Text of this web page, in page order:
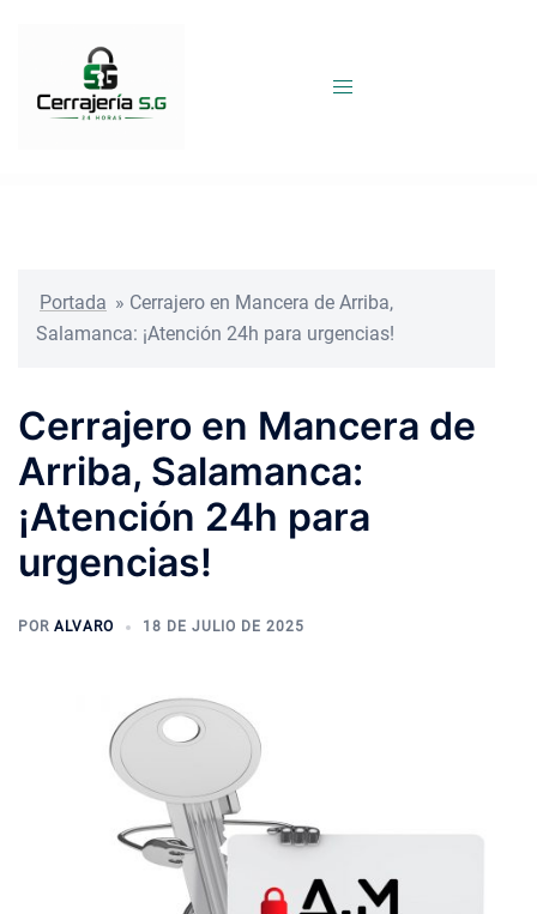
Portada » Cerrajero en Mancera de Arriba,
Salamanca: ¡Atención 24h para urgencias!
Cerrajero en Mancera de
Arriba, Salamanca:
¡Atención 24h para
urgencias!
POR ALVARO 18 DE JULIO DE 2025